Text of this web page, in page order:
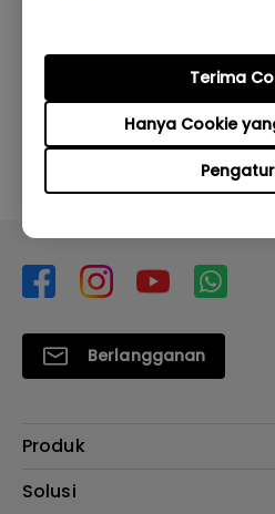
Hanya Cookie
Terima
Apakah informasi
Iya
Berlangganan
Produk
Proyektor
Solusi